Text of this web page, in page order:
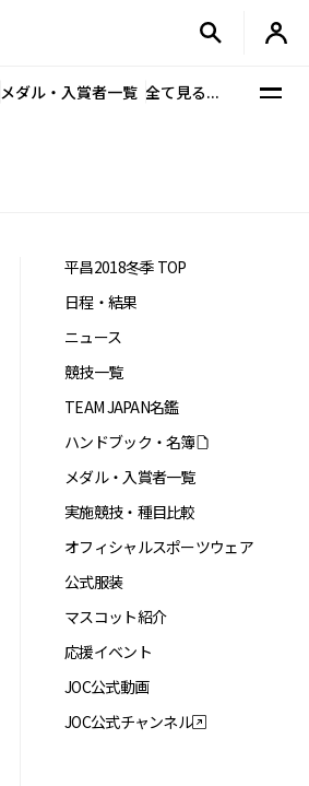
メダル・入賞者一覧 全て見る...
平昌2018冬季 TOP
日程・結果
ニュース
競技一覧
TEAM JAPAN名鑑
ハンドブック・名簿
メダル・入賞者一覧
実施競技・種目比較
オフィシャルスポーツウェア
公式服装
マスコット紹介
応援イベント
JOC公式動画
JOC公式チャンネル